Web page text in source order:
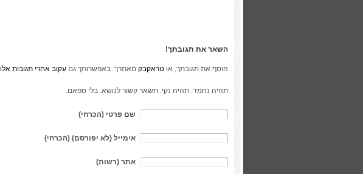
השאר את תגובתך!
הוסף את תגובתך, או טראקבק מאתרך. באפשרותך גם עקוב אחרי תגובות אלו
תהיה נחמד. תהיה נקי. תשאר קשור לנושא. בלי ספאם.
שם פרטי (הכרחי)
אימייל (לא יפורסם) (הכרחי)
אתר (רשות)